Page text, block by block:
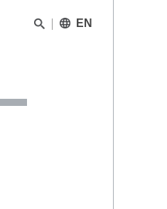
EN